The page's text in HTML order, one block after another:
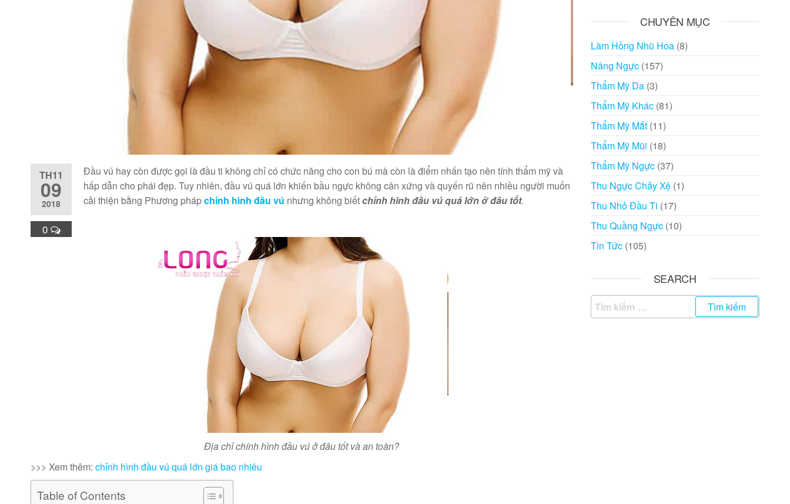
TH11
09
2018
0
Đầu vú hay còn được gọi là đầu ti không chỉ có chức năng cho con bú mà còn là điểm nhấn tạo nên tính thẩm mỹ và
hấp dẫn cho phái đẹp. Tuy nhiên, đầu vú quá lớn khiến bầu ngực không cân xứng và quyến rũ nên nhiều người muốn
cải thiện bằng Phương phápchỉnh hình đầu vú nhưng không biếtchỉnh hình đầu vú quá lớn ở đâu tốt.
Địa chỉ chính hình đầu vú ở đâu tốt và an toàn?
>>> Xem thêm: chỉnh hình đầu vú quá lớn giá bao nhiêu
Table of Contents
CHUYÊN MỤC
Làm Hồng Nhũ Hoa(8)
Nâng Ngực(157)
Thẩm Mỹ Da(3)
Thẩm Mỹ Khác(81)
Thẩm Mỹ Mắt(11)
Thẩm Mỹ Mũi (18)
Thẩm Mỹ Ngực(37)
Thu Ngực Chảy Xệ(1)
Thu Nhỏ Đầu Ti (17)
Thu Quầng Ngực(10)
Tin Tức(105)
SEARCH
Tìm
kiếm